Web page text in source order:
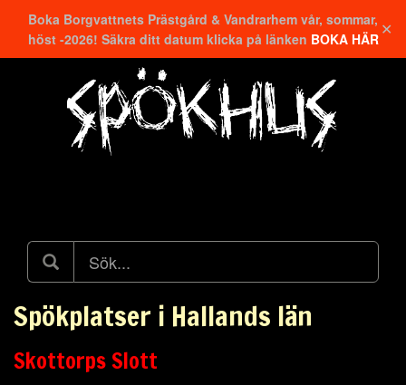
Boka Borgvattnets Prästgård & Vandrarhem vår, sommar,
höst -2026! Säkra ditt datum klicka på länken BOKA HÄR ✕
Spökplatser i Hallands län
Skottorps Slott